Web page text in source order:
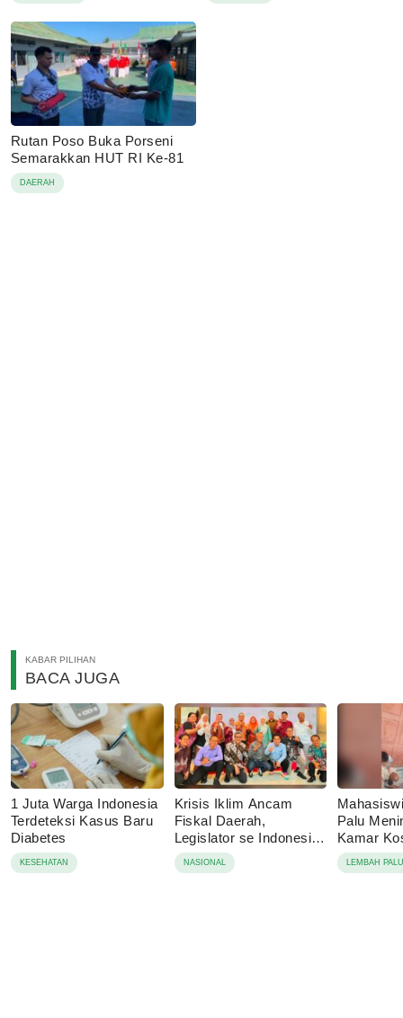
Rutan Poso Buka Porseni
Semarakkan HUT RI Ke-81
DAERAH
KABAR PILIHAN
BACA JUGA
1 Juta Warga Indonesia
Terdeteksi Kasus Baru
Diabetes
KESEHATAN
Krisis Iklim Ancam
Fiskal Daerah,
Legislator se Indonesia
Dorong APBD Berbasis
Ketahanan Lingkungan
NASIONAL
Palu
Kamar
Tolak
LEMBAH PALU